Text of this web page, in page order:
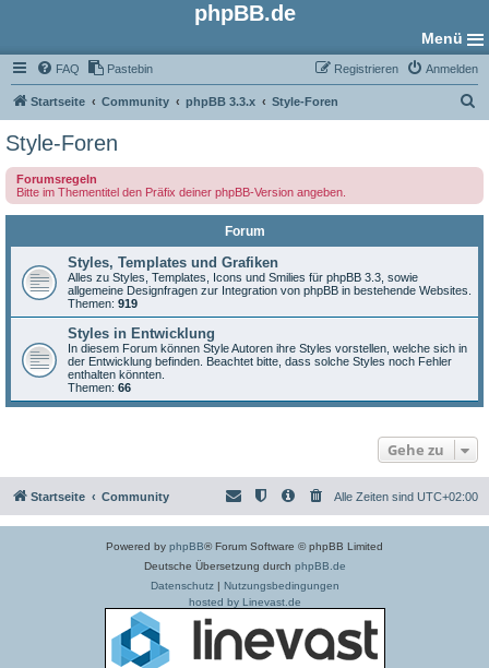
phpBB.de
Menü
FAQ Pastebin Anmelden
Registrieren
Startseite Community phpBB 3.3.x Style-Foren
e
Style-Foren
Forumsregeln
Bitte im Thementitel den Präfix deiner phpBB-Version angeben.
Forum
Styles, Templates und Grafiken
Alles zu Styles, Templates, Icons und Smilies für phpBB 3.3, sowie
allgemeine Designfragen zur Integration von phpBB in bestehende Websites.
Themen: 919
Styles in Entwicklung
In diesem Forum können Style Autoren ihre Styles vorstellen, welche sich in
der Entwicklung befinden. Beachtet bitte, dass solche Styles noch Fehler
enthalten könnten.
Themen: 66
Gehe zu
Startseite Community Alle Zeiten sind UTC+02:00
Powered by phpBB® Forum Software © phpBB Limited
Deutsche Übersetzung durch phpBB.de
Datenschutz| Nutzungsbedingungen
hosted by Linevast.de